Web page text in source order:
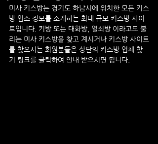
미사 키스방는 경기도 하남시에 위치한 모든 키스
방 업소 정보를 소개하는 최대 규모 키스방 사이
트입니다. 키방 또는 대화방, 열쇠방 이라고도 불
리는 미사 키스방을 찾고 계시거나 키스방 사이트
를 찾으시는 회원분들은 상단의 키스방 업체 찾
기 링크를 클릭하여 안내 받으시면 됩니다.